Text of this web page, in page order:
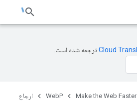
ترجمه شده است.
Make the Web Faster
WebP ارجاع